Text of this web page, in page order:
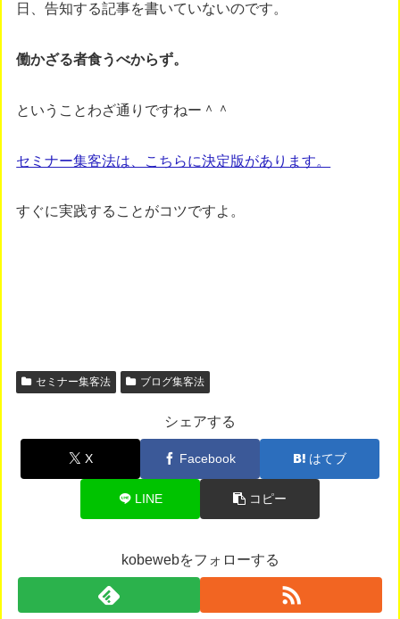
日、告知する記事を書いていないのです。
働かざる者食うべからず。
ということわざ通りですねー＾＾
セミナー集客法は、こちらに決定版があります。
すぐに実践することがコツですよ。
セミナー集客法 ブログ集客法
シェアする
X Facebook はてブ
LINE コピー
kobewebをフォローする